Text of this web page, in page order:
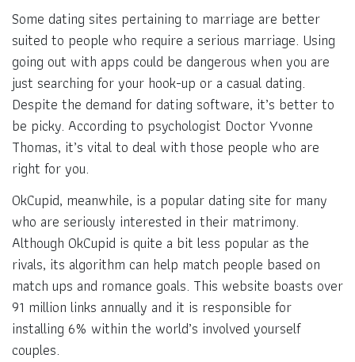
Some dating sites pertaining to marriage are better
suited to people who require a serious marriage. Using
going out with apps could be dangerous when you are
just searching for your hook-up or a casual dating.
Despite the demand for dating software, it’s better to
be picky. According to psychologist Doctor Yvonne
Thomas, it’s vital to deal with those people who are
right for you.
OkCupid, meanwhile, is a popular dating site for many
who are seriously interested in their matrimony.
Although OkCupid is quite a bit less popular as the
rivals, its algorithm can help match people based on
match ups and romance goals. This website boasts over
91 million links annually and it is responsible for
installing 6% within the world’s involved yourself
couples.